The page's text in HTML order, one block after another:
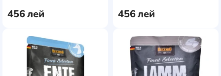
456лей 456лей
AddCardToFavourite